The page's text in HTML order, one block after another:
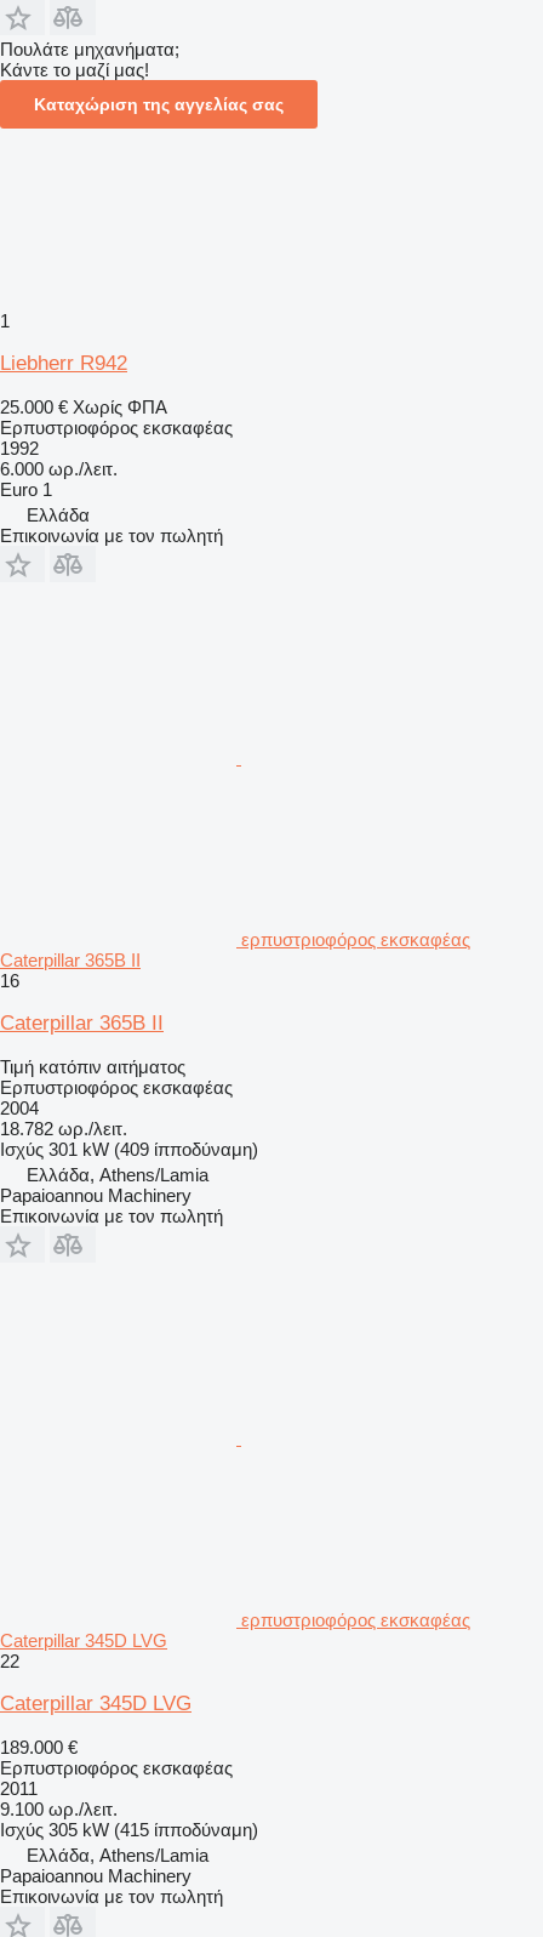
Πουλάτε μηχανήματα;
Κάντε το μαζί μας!
Καταχώριση της αγγελίας σας
1
Liebherr R942
25.000 € Χωρίς ΦΠΑ
Ερπυστριοφόρος εκσκαφέας
1992
6.000 ωρ./λειτ.
Euro 1
Ελλάδα
Επικοινωνία με τον πωλητή
ερπυστριοφόρος εκσκαφέας
Caterpillar 365B II
16
Caterpillar 365B II
Τιμή κατόπιν αιτήματος
Ερπυστριοφόρος εκσκαφέας
2004
18.782 ωρ./λειτ.
Ισχύς 301 kW (409 ίπποδύναμη)
Ελλάδα, Athens/Lamia
Papaioannou Machinery
Επικοινωνία με τον πωλητή
ερπυστριοφόρος εκσκαφέας
Caterpillar 345D LVG
22
Caterpillar 345D LVG
189.000 €
Ερπυστριοφόρος εκσκαφέας
2011
9.100 ωρ./λειτ.
Ισχύς 305 kW (415 ίπποδύναμη)
Ελλάδα, Athens/Lamia
Papaioannou Machinery
Επικοινωνία με τον πωλητή